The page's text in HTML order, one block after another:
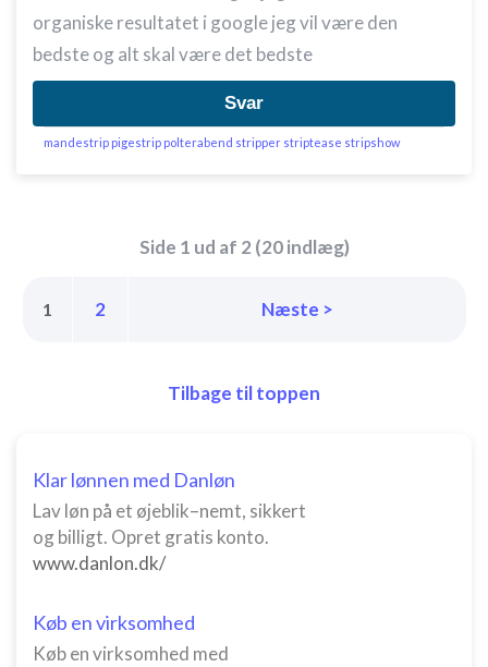
organiske resultatet i google jeg vil være den
bedste og alt skal være det bedste
Svar
mandestrip pigestrip polterabend stripper striptease stripshow
Side 1 ud af 2 (20 indlæg)
1 2 Næste >
Tilbage til toppen
Klar lønnen med Danløn
Lav løn på et øjeblik–nemt, sikkert
og billigt. Opret gratis konto.
www.danlon.dk/
Køb en virksomhed
Køb en virksomhed med
Annoncering / marketing